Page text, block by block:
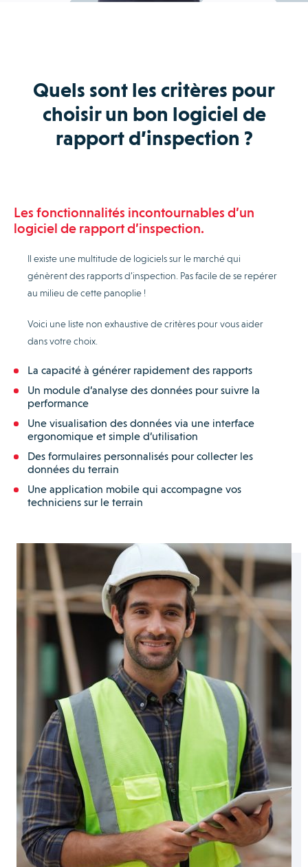
Quels sont les critères pour
choisir un bon logiciel de
rapport d’inspection ?
Les fonctionnalités incontournables d’un
logiciel de rapport d’inspection.
Il existe une multitude de logiciels sur le marché qui
génèrent des rapports d’inspection. Pas facile de se repérer
au milieu de cette panoplie !
Voici une liste non exhaustive de critères pour vous aider
dans votre choix.
La capacité à générer rapidement des rapports
Un module d’analyse des données pour suivre la
performance
Une visualisation des données via une interface
ergonomique et simple d’utilisation
Des formulaires personnalisés pour collecter les
données du terrain
Une application mobile qui accompagne vos
techniciens sur le terrain